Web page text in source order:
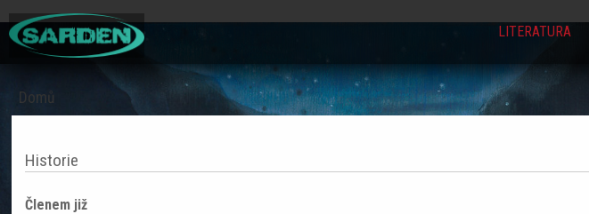
Jump
LITERATURA
Jste
zde
Domů
Historie
Členem již